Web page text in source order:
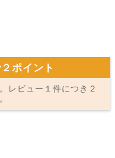
ポイント
レビュー１件につき２